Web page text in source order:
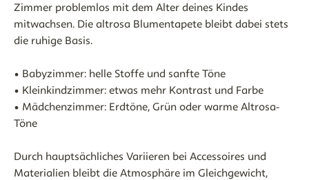
Zimmer problemlos mit dem Alter deines Kindes
mitwachsen. Die altrosa Blumentapete bleibt dabei stets
die ruhige Basis.
• Babyzimmer: helle Stoffe und sanfte Töne
• Kleinkindzimmer: etwas mehr Kontrast und Farbe
• Mädchenzimmer: Erdtöne, Grün oder warme Altrosa-
Töne
Durch hauptsächliches Variieren bei Accessoires und
Materialien bleibt die Atmosphäre im Gleichgewicht,